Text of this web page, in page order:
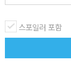
스포일러 포함